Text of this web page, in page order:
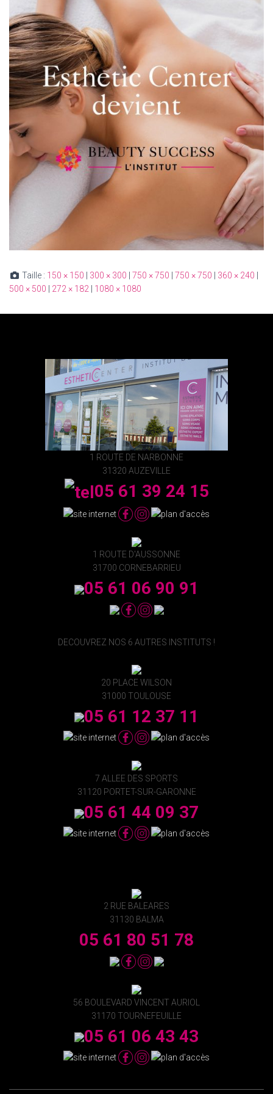
Taille : 150 × 150 300 × 300 750 × 750 750 × 750 360 × 240
500 × 500
272 × 182 1080 × 1080
1 ROUTE DE NARBONNE
31320 AUZEVILLE
05 61 39 24 15
1 ROUTE D'AUSSONNE
31700 CORNEBARRIEU
05 61 06 90 91
DECOUVREZ NOS 6 AUTRES INSTITUTS !
20 PLACE WILSON
31000 TOULOUSE
05 61 12 37 11
7 ALLEE DES SPORTS
31120 PORTET-SUR-GARONNE
05 61 44 09 37
2 RUE BALEARES
31130 BALMA
05 61 80 51 78
56 BOULEVARD VINCENT AURIOL
31170 TOURNEFEUILLE
05 61 06 43 43